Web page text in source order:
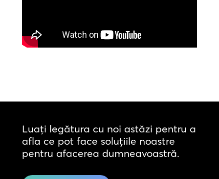
Luați legătura cu noi astăzi pentru a
afla ce pot face soluțiile noastre
pentru afacerea dumneavoastră.